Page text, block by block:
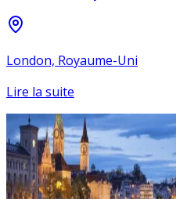
London, Royaume-Uni
Lire la suite